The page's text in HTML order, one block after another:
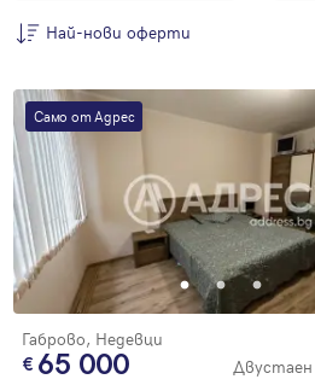
Ново
Ново
строителство
Проекти ново
строителство
Най-нови оферти
Най-нови
оферти
Цена на кв.м.
С намалена
цена
Само от Адрес
Габрово, Недевци
65 000